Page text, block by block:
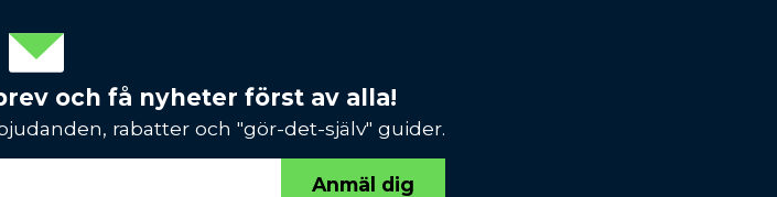
och få nyheter först av alla!
rabatter och "gör-det-själv" guider.
Anmäl dig